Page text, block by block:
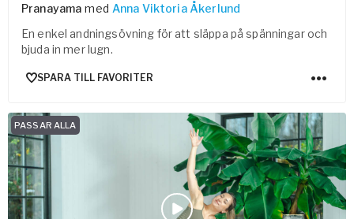
Pranayama med Anna Viktoria Åkerlund
En enkel andningsövning för att släppa på spänningar och
bjuda in mer lugn.
SPARA TILL FAVORITER
PASSAR ALLA